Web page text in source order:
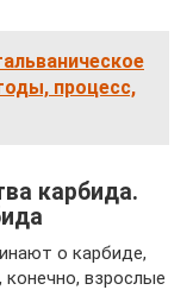
процесс,
карбида.
о карбиде,
взрослые